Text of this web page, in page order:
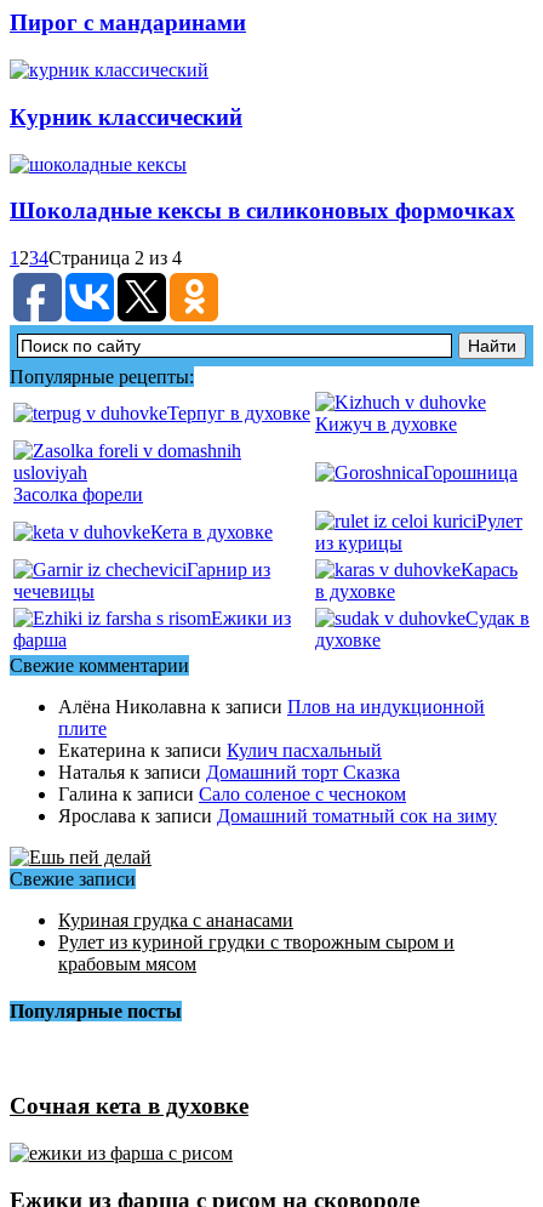
Пирог с мандаринами
Курник классический
Шоколадные кексы в силиконовых формочках
1 234Страница 2 из 4
Популярные рецепты:
Терпуг в духовке
Кижуч в духовке
Засолка форели
Горошница
Кета в духовке
Рулет
из курицы
Гарнир из
чечевицы
Карась
в духовке
Ежики из
фарша
Судак в
духовке
Свежие комментарии
Алёна Николавна к записи Плов на индукционной
плите
Екатерина к записи Кулич пасхальный
Наталья к записи Домашний торт Сказка
Галина к записи Сало соленое с чесноком
Ярослава к записи Домашний томатный сок на зиму
Свежие записи
Куриная грудка с ананасами
Рулет из куриной грудки с творожным сыром и
крабовым мясом
Популярные посты
Сочная кета в духовке
Ежики из фарша с рисом на сковороде